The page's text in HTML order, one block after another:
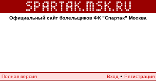
Официальный сайт болельщиков ФК "Спартак" Москва
Полная версия Вход • Регистрация